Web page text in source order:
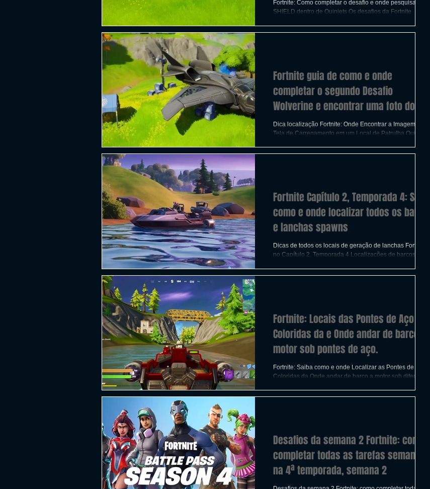
ESPORTES SOBREVIVÊNCIA CONSTRUÇÃO
GUERRA LUTA GRATUITO FILMES
Fortnite: Como completar o desafio e onde pesquisar baús
SHIELD dentro de Quinjets Os desafios da Fortnite
Fortnite guia de como e onde
completar o segundo Desafio
Wolverine e encontrar uma foto do
Quinjet
Dica localização Fortnite: Onde Encontrar a Imagem da
Tela de Carregamento em um Local de Patrulha Quinjet
Fortnite Capítulo 2, Temporada 4: Saiba
como e onde localizar todos os barcos
e lanchas spawns
Dicas de todos os locais de geração de lanchas Fortnite
no Capítulo 2, Temporada 4 Localizações de barcos a
Fortnite: Locais das Pontes de Aço
Coloridas da e Onde andar de barco a
motor sob pontes de aço.
Fortnite: Saiba como e onde Localizar as Pontes de Aço
Coloridas da Onde andar de barco a motor sob diferentes
Desafios da semana 2 Fortnite: como
completar todas as tarefas semanais,
na 4ª temporada, semana 2